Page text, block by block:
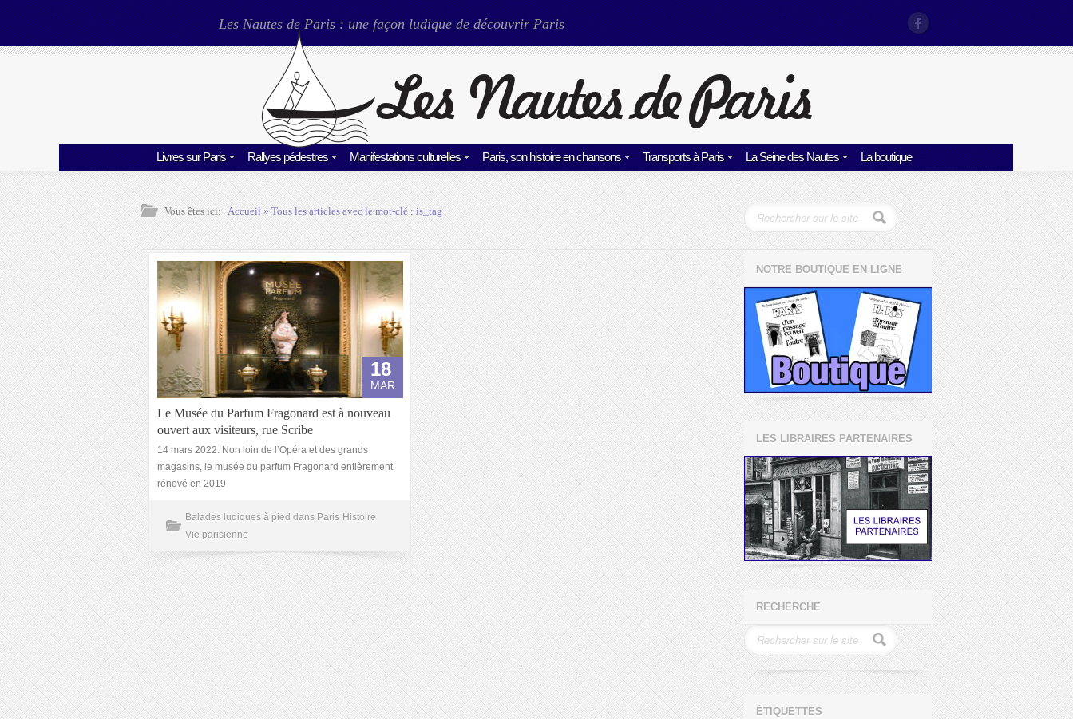
Les Nautes de Paris : une façon ludique de découvrir Paris
Livres sur Paris Rallyes pédestres Manifestations culturelles Paris, son histoire en chansons Transports à Paris La Seine des Nautes La boutique
Vous êtes ici: Accueil» Tous les articles avec le mot-clé :is_tag
18
MAR
Le Musée du Parfum Fragonard est à nouveau
ouvert aux visiteurs, rue Scribe
14 mars 2022. Non loin de l’Opéra et des grands
magasins, le musée du parfum Fragonard entièrement
rénové en 2019
Balades ludiques à pied dans Paris Histoire
Vie parisienne
NOTRE BOUTIQUE EN LIGNE
LES LIBRAIRES PARTENAIRES
RECHERCHE
ÉTIQUETTES